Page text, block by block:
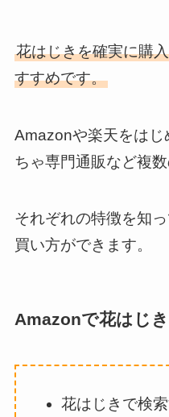
花はじきを確実に購
すすめです。
Amazonや楽天をはじ
ちゃ専門通販など複
それぞれの特徴を知
買い方ができます。
Amazonで花はじ
花はじきで検